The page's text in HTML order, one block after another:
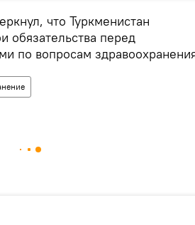
что Туркменистан
обязательства перед
по вопросам